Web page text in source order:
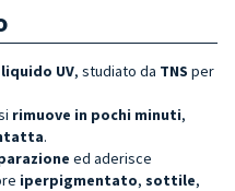
UV, studiato da TNS per
rimuove in pochi minuti,
.
ed aderisce
iperpigmentato, sottile,